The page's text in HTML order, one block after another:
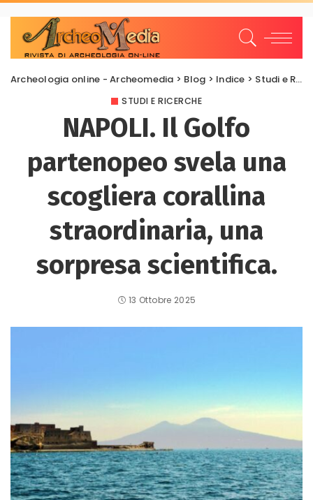
Archeologia online - Archeomedia > Blog > Indice > Studi e Ricerche
STUDI E RICERCHE
NAPOLI. Il Golfo
partenopeo svela una
scogliera corallina
straordinaria, una
sorpresa scientifica.
13 Ottobre 2025